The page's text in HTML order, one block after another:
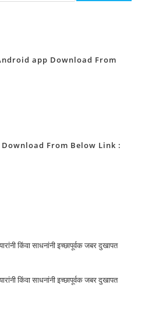
app Download From
From Below Link :
किंवा साधनांनी इच्छापूर्वक जबर दुखापत
किंवा साधनांनी इच्छापूर्वक जबर दुखापत